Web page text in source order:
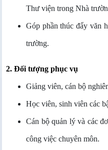
Thư viện trong Nhà
Góp phần thúc đẩy văn
trường.
2. Đối tượng phục vụ
Giảng viên, cán bộ
Học viên, sinh viên các
Cán bộ quản lý và các
công việc chuyên môn.